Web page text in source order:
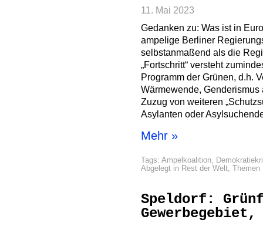
11. Mai 2023
Gedanken zu: Was ist in
ampelige Berliner
selbstanmaßend als die
„Fortschritt“ versteht
Programm der Grünen, d.h.
Wärmewende,
Zuzug von weiteren
Asylanten oder
Mehr »
Tags: Ampelkoalition,
Abgelegt in Rest der Welt, Themen
Speldorf: